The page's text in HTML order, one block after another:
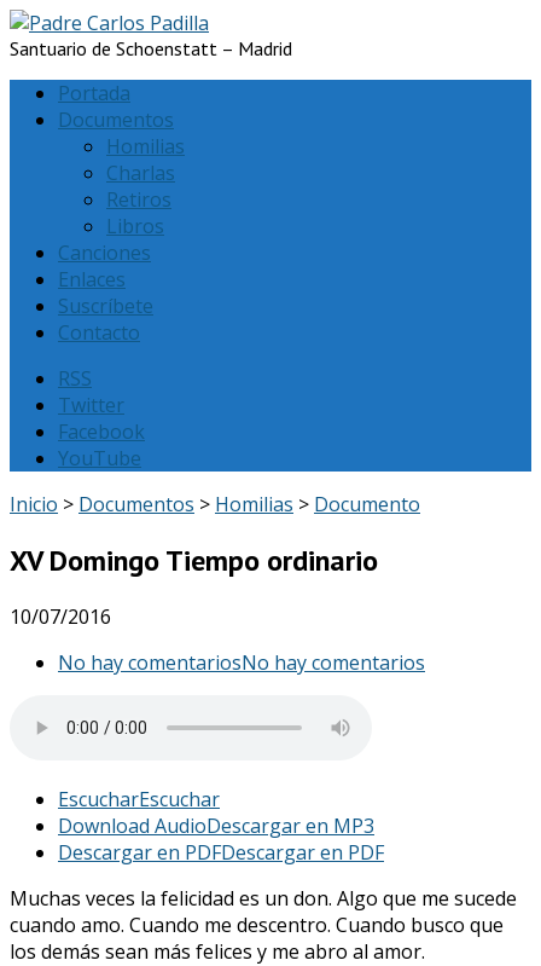
Santuario de Schoenstatt – Madrid
Portada
Documentos
Homilias
Charlas
Retiros
Libros
Canciones
Enlaces
Suscríbete
Contacto
RSS
Twitter
Facebook
YouTube
Inicio > Documentos > Homilias > Documento
XV Domingo Tiempo ordinario
10/07/2016
No hay comentariosNo hay comentarios
EscucharEscuchar
Download AudioDescargar en MP3
Descargar en PDFDescargar en PDF
Muchas veces la felicidad es un don. Algo que me sucede
cuando amo. Cuando me descentro. Cuando busco que
los demás sean más felices y me abro al amor.